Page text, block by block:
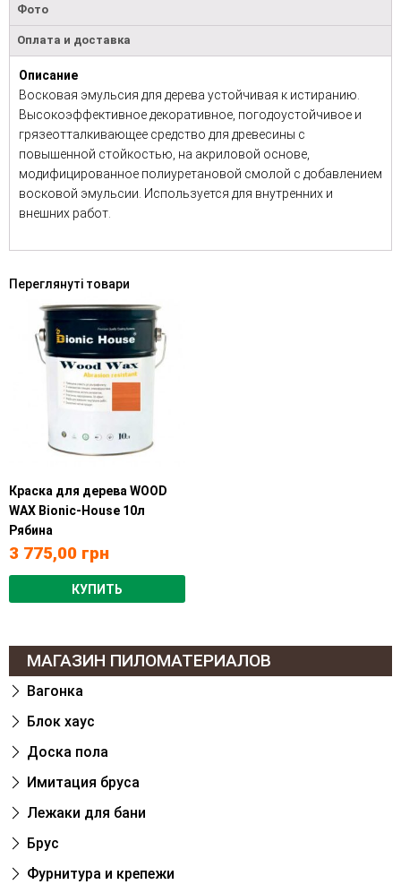
Фото
Оплата и доставка
Описание
Восковая эмульсия для дерева устойчивая к истиранию.
Высокоэффективное декоративное, погодоустойчивое и
грязеотталкивающее средство для древесины с
повышенной стойкостью, на акриловой основе,
модифицированное полиуретановой смолой с добавлением
восковой эмульсии. Используется для внутренних и
внешних работ.
Переглянуті товари
Краска для дерева WOOD
WAX Bionic-House 10л
Рябина
3 775,00 грн
КУПИТЬ
МАГАЗИН ПИЛОМАТЕРИАЛОВ
Вагонка
Блок хаус
Доска пола
Имитация бруса
Лежаки для бани
Брус
Фурнитура и крепежи